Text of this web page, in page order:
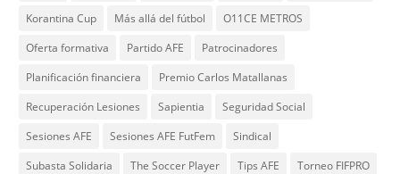
Korantina Cup
Más allá del fútbol
O11CE METROS
Oferta formativa
Partido AFE
Patrocinadores
Planificación financiera
Premio Carlos Matallanas
Recuperación Lesiones
Sapientia
Seguridad Social
Sesiones AFE
Sesiones AFE FutFem
Sindical
Subasta Solidaria
The Soccer Player Tips AFE
Torneo FIFPRO